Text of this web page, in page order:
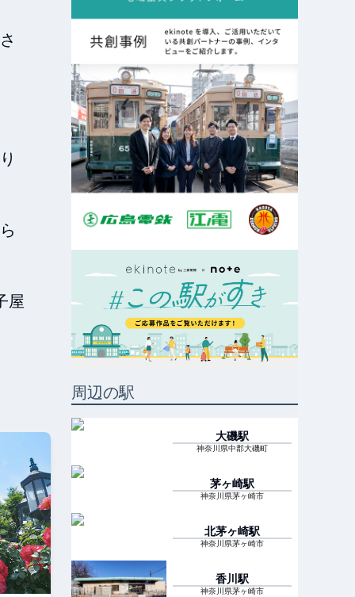
屋
周辺の駅
大磯駅
神奈川県中郡大磯町
茅ヶ崎駅
神奈川県茅ヶ崎市
北茅ヶ崎駅
神奈川県茅ヶ崎市
香川駅
神奈川県茅ヶ崎市